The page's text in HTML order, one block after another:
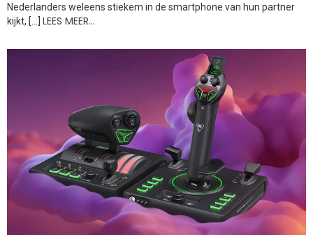
Nederlanders weleens stiekem in de smartphone van hun partner
kijkt, […] LEES MEER…